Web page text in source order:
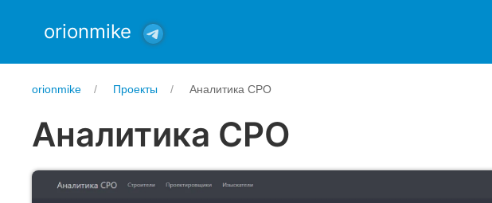
orionmike
orionmike Проекты Аналитика СРО
Аналитика СРО